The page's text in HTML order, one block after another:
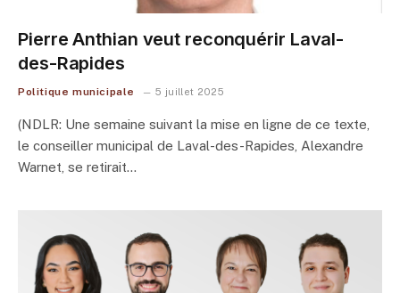
Pierre Anthian veut reconquérir Laval-
des-Rapides
Politique municipale 5 juillet 2025
(NDLR: Une semaine suivant la mise en ligne de ce texte,
le conseiller municipal de Laval-des-Rapides, Alexandre
Warnet, se retirait…